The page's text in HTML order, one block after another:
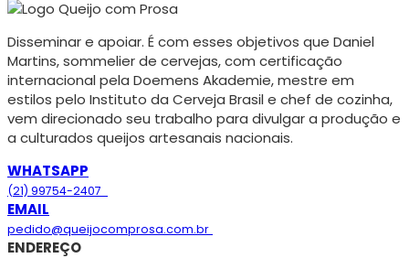
Disseminar e apoiar. É com esses objetivos que Daniel
Martins, sommelier de cervejas, com certificação
internacional pela Doemens Akademie, mestre em
estilos pelo Instituto da Cerveja Brasil e chef de cozinha,
vem direcionado seu trabalho para divulgar a produção e
a culturados queijos artesanais nacionais.
WHATSAPP
(21) 99754-2407
EMAIL
pedido@queijocomprosa.com.br
ENDEREÇO